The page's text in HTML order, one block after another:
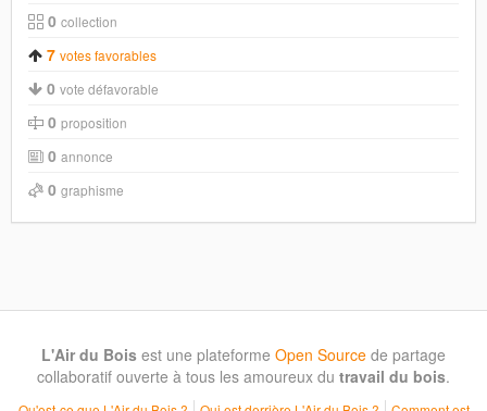
0 collection
7 votes favorables
0 vote défavorable
0 proposition
0 annonce
0 graphisme
L'Air du Bois est une plateforme Open Source de partage
collaboratif ouverte à tous les amoureux du travail du bois.